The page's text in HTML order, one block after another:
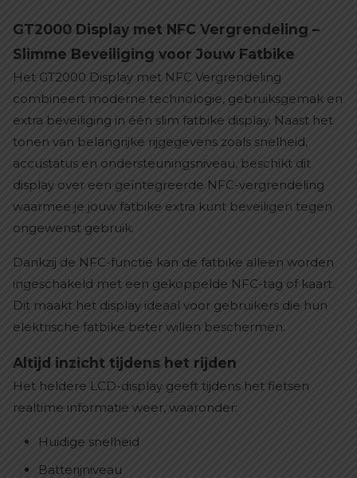
GT2000 Display met NFC Vergrendeling –
Slimme Beveiliging voor Jouw Fatbike
Het GT2000 Display met NFC Vergrendeling
combineert moderne technologie, gebruiksgemak en
extra beveiliging in één slim fatbike display. Naast het
tonen van belangrijke rijgegevens zoals snelheid,
accustatus en ondersteuningsniveau, beschikt dit
display over een geïntegreerde NFC-vergrendeling
waarmee je jouw fatbike extra kunt beveiligen tegen
ongewenst gebruik.
Dankzij de NFC-functie kan de fatbike alleen worden
ingeschakeld met een gekoppelde NFC-tag of kaart.
Dit maakt het display ideaal voor gebruikers die hun
elektrische fatbike beter willen beschermen.
Altijd inzicht tijdens het rijden
Het heldere LCD-display geeft tijdens het fietsen
realtime informatie weer, waaronder:
Huidige snelheid
Batterijniveau